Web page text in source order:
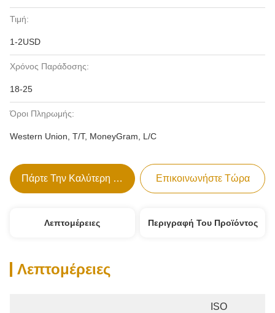
Τιμή:
1-2USD
Χρόνος Παράδοσης:
18-25
Όροι Πληρωμής:
Western Union, T/T, MoneyGram, L/C
Πάρτε Την Καλύτερη Τιμή Επικοινωνήστε Τώρα
Λεπτομέρειες Περιγραφή Του Προϊόντος
Λεπτομέρειες
ISO